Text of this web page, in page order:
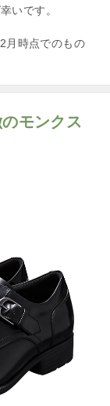
いです。
月時点でのもの
モンクス